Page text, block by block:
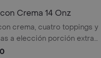
Crema 14 Onz
crema, cuatro toppings y
a elección porción extra